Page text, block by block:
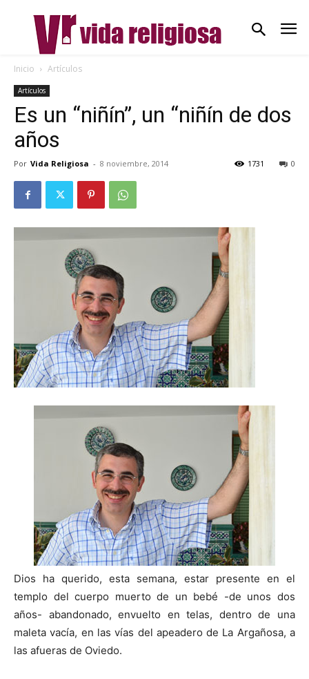
Inicio Artículos
Artículos
Es un “niñín”, un “niñín de dos
años
Por Vida Religiosa - 8 noviembre, 2014 0
1731
Dios ha querido, esta semana, estar presente en el
templo del cuerpo muerto de un bebé -de unos dos
años- abandonado, envuelto en telas, dentro de una
maleta vacía, en las vías del apeadero de La Argañosa, a
las afueras de Oviedo.